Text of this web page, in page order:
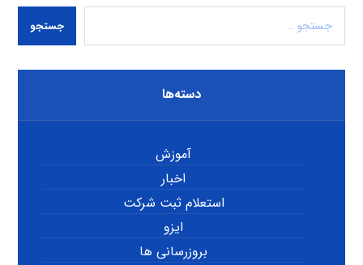
جستجو
دسته‌ها
آموزش
اخبار
استعلام ثبت شرکت
ایزو
بروزرسانی ها